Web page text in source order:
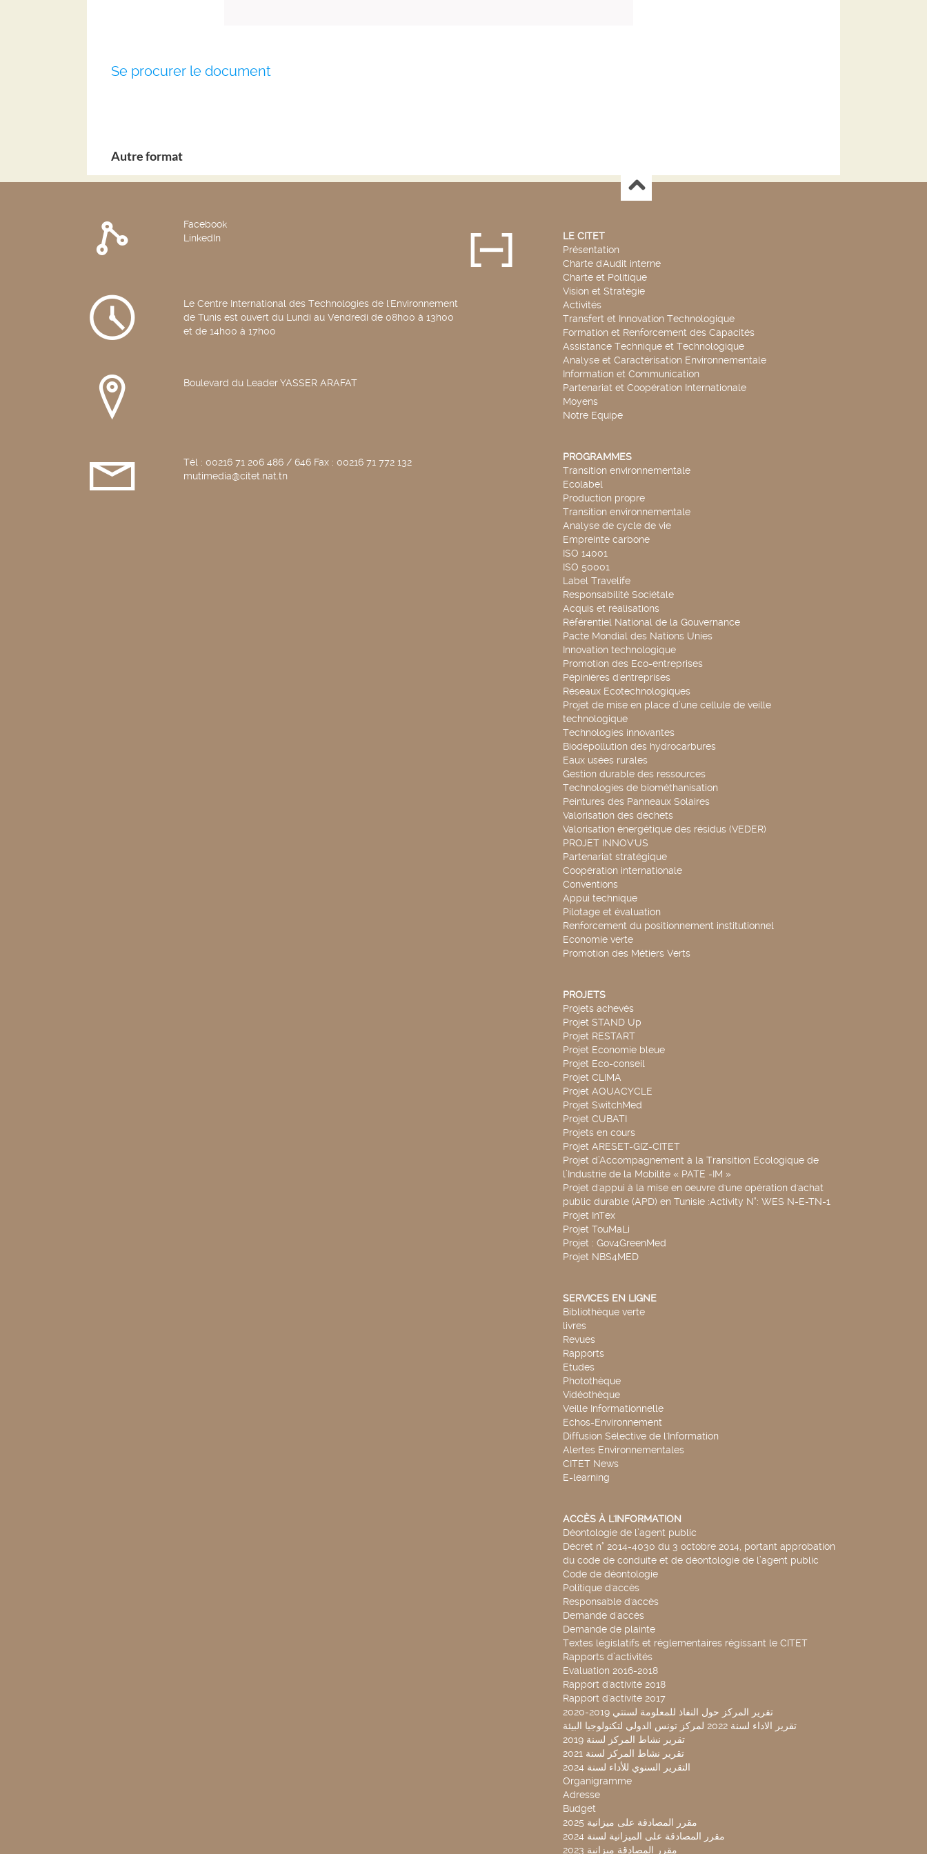
Se procurer le document
Autre format
Facebook
LinkedIn
Le Centre International des Technologies de l'Environnement
de Tunis est ouvert du Lundi au Vendredi de 08h00 à 13h00
et de 14h00 à 17h00
Boulevard du Leader YASSER ARAFAT
Tél : 00216 71 206 486 / 646 Fax : 00216 71 772 132
mutimedia@citet.nat.tn
LE CITET
Présentation
Charte d'Audit interne
Charte et Politique
Vision et Stratégie
Activités
Transfert et Innovation Technologique
Formation et Renforcement des Capacités
Assistance Technique et Technologique
Analyse et Caractérisation Environnementale
Information et Communication
Partenariat et Coopération Internationale
Moyens
Notre Equipe
PROGRAMMES
Transition environnementale
Ecolabel
Production propre
Transition environnementale
Analyse de cycle de vie
Empreinte carbone
ISO 14001
ISO 50001
Label Travelife
Responsabilité Sociétale
Acquis et réalisations
Référentiel National de la Gouvernance
Pacte Mondial des Nations Unies
Innovation technologique
Promotion des Eco-entreprises
Pépinières d'entreprises
Réseaux Ecotechnologiques
Projet de mise en place d’une cellule de veille
technologique
Technologies innovantes
Biodépollution des hydrocarbures
Eaux usées rurales
Gestion durable des ressources
Technologies de biométhanisation
Peintures des Panneaux Solaires
Valorisation des déchets
Valorisation énergétique des résidus (VEDER)
PROJET INNOV'US
Partenariat stratégique
Coopération internationale
Conventions
Appui technique
Pilotage et évaluation
Renforcement du positionnement institutionnel
Economie verte
Promotion des Métiers Verts
PROJETS
Projets achevés
Projet STAND Up
Projet RESTART
Projet Economie bleue
Projet Eco-conseil
Projet CLIMA
Projet AQUACYCLE
Projet SwitchMed
Projet CUBATI
Projets en cours
Projet ARESET-GIZ-CITET
Projet d’Accompagnement à la Transition Ecologique de
l’Industrie de la Mobilité « PATE -IM »
Projet d'appui à la mise en oeuvre d'une opération d'achat
public durable (APD) en Tunisie :Activity N°: WES N-E-TN-1
Projet InTex
Projet TouMaLi
Projet : Gov4GreenMed
Projet NBS4MED
SERVICES EN LIGNE
Bibliothèque verte
livres
Revues
Rapports
Etudes
Photothèque
Vidéothèque
Veille Informationnelle
Echos-Environnement
Diffusion Sélective de l'Information
Alertes Environnementales
CITET News
E-learning
ACCÈS À L'INFORMATION
Déontologie de l’agent public
Décret n° 2014-4030 du 3 octobre 2014, portant approbation
du code de conduite et de déontologie de l’agent public
Code de déontologie
Politique d'accès
Responsable d'accès
Demande d'accès
Demande de plainte
Textes législatifs et réglementaires régissant le CITET
Rapports d’activités
Evaluation 2016-2018
Rapport d'activité 2018
Rapport d'activité 2017
تقرير المركز حول النفاذ للمعلومة لسنتي 2019-2020
تقرير الاداء لسنة 2022 لمركز تونس الدولي لتكنولوجيا البيئة
تقرير نشاط المركز لسنة 2019
تقرير نشاط المركز لسنة 2021
التقرير السنوي للأداء لسنة 2024
Organigramme
Adresse
Budget
2025 مقرر المصادقة على ميزانية
مقرر المصادقة على الميزانية لسنة 2024
مقرر المصادقة ميزانية 2023